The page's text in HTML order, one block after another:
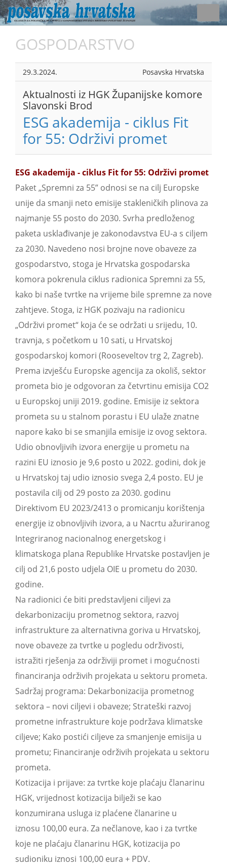
GOSPODARSTVO
29.3.2024. Posavska Hrvatska
Aktualnosti iz HGK Županijske komore
Slavonski Brod
ESG akademija - ciklus Fit
for 55: Održivi promet
ESG akademija - ciklus Fit for 55: Održivi promet
Paket „Spremni za 55” odnosi se na cilj Europske
unije da smanji neto emisije stakleničkih plinova za
najmanje 55 posto do 2030. Svrha predloženog
paketa usklađivanje je zakonodavstva EU-a s ciljem
za 2030. Navedeno nosi brojne nove obaveze za
gospodarstvo, stoga je Hrvatska gospodarska
komora pokrenula ciklus radionica Spremni za 55,
kako bi naše tvrtke na vrijeme bile spremne za nove
zahtjeve. Stoga, iz HGK pozivaju na radionicu
„Održivi promet“ koja će se održati u srijedu, 10.
travnja, s početkom u 10 sati, u Hrvatskoj
gospodarskoj komori (Rooseveltov trg 2, Zagreb).
Prema izvješću Europske agencija za okoliš, sektor
prometa bio je odgovoran za četvrtinu emisija CO2
u Europskoj uniji 2019. godine. Emisije iz sektora
prometa su u stalnom porastu i EU ulaže znatne
napore kako bi se smanjila emisije iz ovog sektora.
Udio obnovljivih izvora energije u prometu na
razini EU iznosio je 9,6 posto u 2022. godini, dok je
u Hrvatskoj taj udio iznosio svega 2,4 posto. EU je
postavila cilj od 29 posto za 2030. godinu
Direktivom EU 2023/2413 o promicanju korištenja
energije iz obnovljivih izvora, a u Nacrtu ažuriranog
Integriranog nacionalnog energetskog i
klimatskoga plana Republike Hrvatske postavljen je
cilj od 21,6 posto udjela OIE u prometu do 2030.
godine.
Na radionici će biti predstavljeni ciljevi za
dekarbonizaciju prometnog sektora, razvoj
infrastrukture za alternativna goriva u Hrvatskoj,
nove obaveze za tvrtke u pogledu održivosti,
istražiti rješenja za održiviji promet i mogućnosti
financiranja održivih projekata u sektoru prometa.
Sadržaj programa: Dekarbonizacija prometnog
sektora – novi ciljevi i obaveze; Strateški razvoj
prometne infrastrukture koje podržava klimatske
ciljeve; Kako postići ciljeve za smanjenje emisija u
prometu; Financiranje održivih projekata u sektoru
prometa.
Kotizacija i prijave: za tvrtke koje plaćaju članarinu
HGK, vrijednost kotizacija bilježi se kao
konzumirana usluga iz plaćene članarine u
iznosu 100,00 eura. Za nečlanove, kao i za tvrtke
koje ne plaćaju članarinu HGK, kotizacija po
sudioniku iznosi 100,00 eura + PDV.